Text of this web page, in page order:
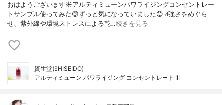
おはようございます☀アルティミューンパワライジングコンセントレー
トサンプル使ってみた😊ずっと気になっていました😊☑️強さをめぐら
せ、紫外線や環境ストレスによる乾…続きを見る
資生堂(SHISEIDO)
アルティミューン パワライジング コンセントレート III